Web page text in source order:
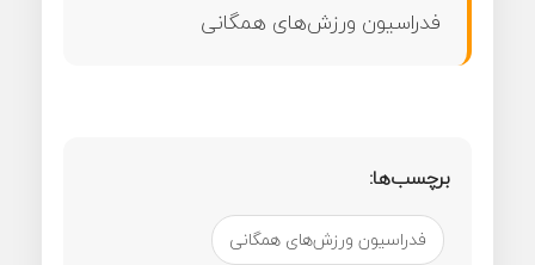
فدراسیون ورزش‌های همگانی
برچسب‌ها:
فدراسیون ورزش‌های همگانی